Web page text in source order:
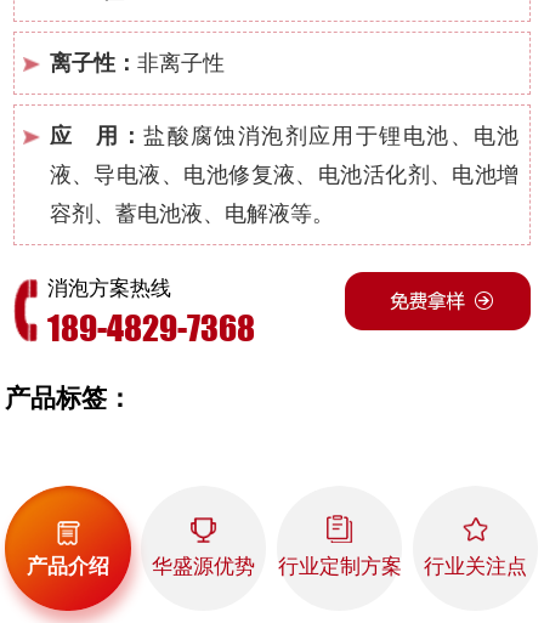
离子性： 非离子性
应 用：盐酸腐蚀消泡剂应用于锂电池、电池
液、导电液、电池修复液、电池活化剂、电池增
容剂、蓄电池液、电解液等。
消泡方案热线
189-4829-7368
产品标签：
产品介绍 华盛源优势 行业定制方案 行业关注点